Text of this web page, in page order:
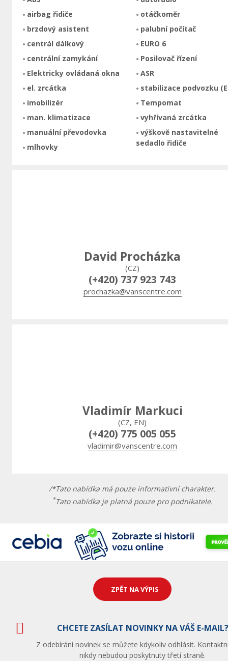
airbag řidiče
brzdový asistent
centrál dálkový
centrální zamykání
Elektricky ovládaná okna
el. zrcátka
imobilizér
man. klimatizace
manuální převodovka
mlhovky
otáčkoměr
palubní počítač
EURO 6
Posilovač řízení
ASR
stabilizace podvozku
Tempomat
vyhřívaná zrcátka
výškově nastavitelné
sedadlo řidiče
David Procházka
(CZ)
(+420) 737 923 743
prochazka@vanscentre.com
Vladimír Markuci
(CZ, EN)
(+420) 775 005 055
vladimir@vanscentre.com
/*Tato nabídka má pouze informativní charakter.
*Tato nabídka je platná pouze pro podnikatele.
ZPĚT NA VÝPIS
CHCETE ZASÍLAT NOVINKY NA VÁŠ E-MAIL?
Z odebírání novinek se můžete kdykoliv odhlásit.
nikdy nebudou poskytnuty třetí straně.